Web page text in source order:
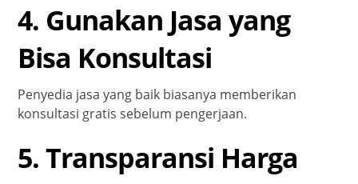
4. Gunakan Jasa yang
Bisa Konsultasi
Penyedia jasa yang baik biasanya memberikan
konsultasi gratis sebelum pengerjaan.
5. Transparansi Harga